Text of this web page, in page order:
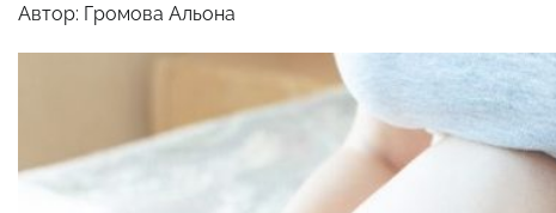
Автор: Громова Альона